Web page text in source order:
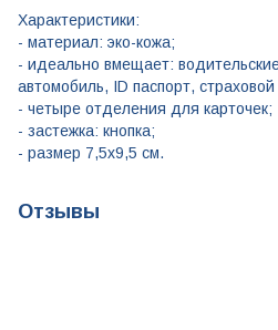
Характеристики:
- материал: эко-кожа;
- идеально вмещает:
автомобиль, ID паспорт,
- четыре отделения для карточек;
​- застежка: кнопка;
- размер 7,5x9,5 см.
Отзывы